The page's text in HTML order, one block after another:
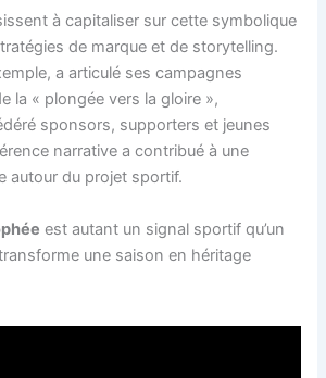
à capitaliser sur cette symbolique
de marque et de storytelling.
a articulé ses campagnes
la « plongée vers la gloire »,
sponsors, supporters et jeunes
narrative a contribué à une
autour du projet sportif.
est autant un signal sportif qu’un
une saison en héritage